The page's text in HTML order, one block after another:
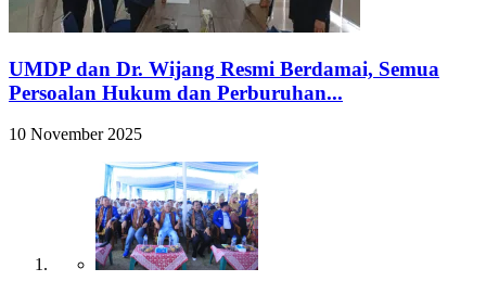
UMDP dan Dr. Wijang Resmi Berdamai, Semua
Persoalan Hukum dan Perburuhan...
10 November 2025